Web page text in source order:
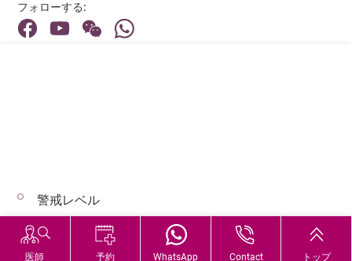
医師 予約 WhatsApp Contact トップ
フォローする:
© 2026 著作権©アドベンティストヘルス 無断転載を禁じます。
警戒レベル
Hospital Services During Bad Weather